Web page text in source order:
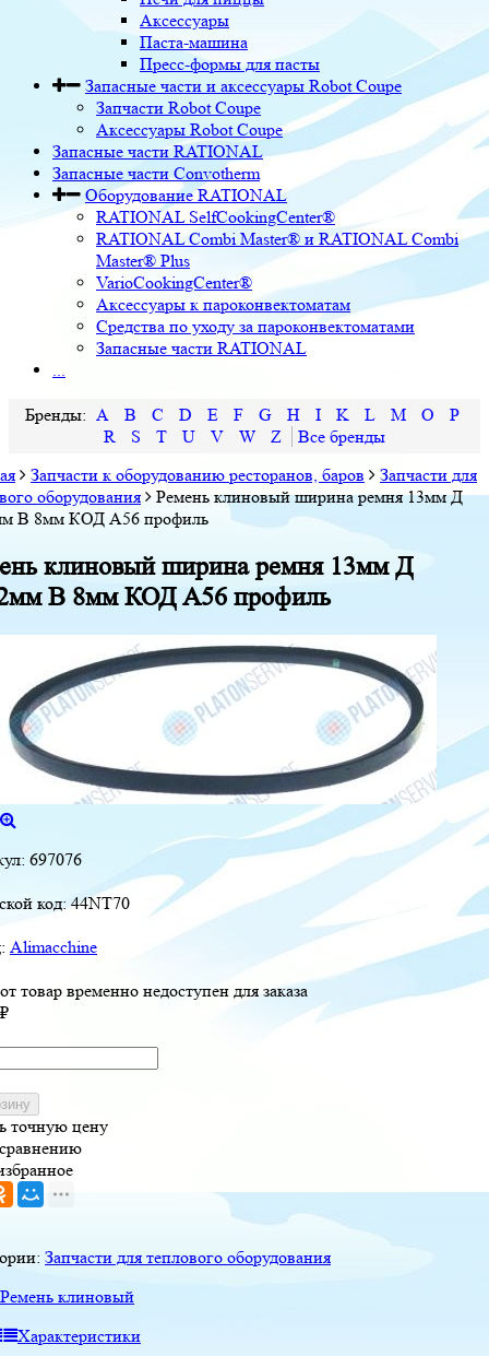
Аксессуары
Паста-машина
Пресс-формы для пасты
Запасные части и аксессуары Robot Coupe
Запчасти Robot Coupe
Аксессуары Robot Coupe
Запасные части RATIONAL
Запасные части Convotherm
Оборудование RATIONAL
RATIONAL SelfCookingCenter®
RATIONAL Combi Master® и RATIONAL Combi
Master® Plus
VarioCookingCenter®
Аксессуары к пароконвектоматам
Средства по уходу за пароконвектоматами
Запасные части RATIONAL
...
A B C D E F G H I K L M O
P
R
S T U V W
Z
Запчасти к оборудованию ресторанов, баров
Запчасти для
оборудования
Ремень клиновый ширина ремня 13мм Д
В 8мм КОД A56 профиль
клиновый ширина ремня 13мм Д
В 8мм КОД A56 профиль
697076
код:44NT70
Alimacchine
товар временно недоступен для заказа
₽
точную цену
Запчасти для теплового оборудования
Ремень клиновый
Характеристики